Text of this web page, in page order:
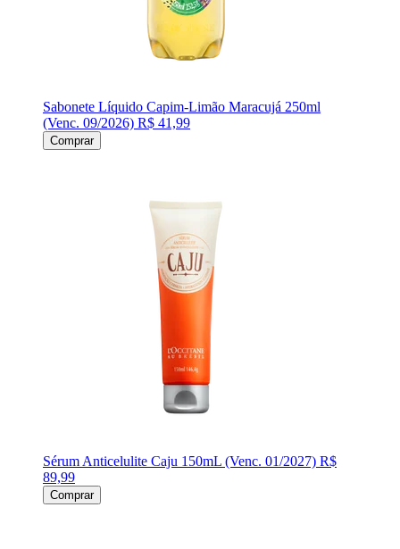
Sabonete Líquido Capim-Limão Maracujá 250ml
(Venc. 09/2026) R$ 41,99
Comprar
Sérum Anticelulite Caju 150mL (Venc. 01/2027) R$
89,99
Comprar